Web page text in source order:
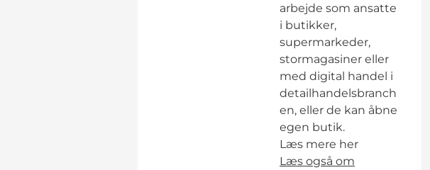
arbejde som ansatte
i butikker,
supermarkeder,
stormagasiner eller
med digital handel i
detailhandelsbranch
en, eller de kan åbne
egen butik.
Læs mere her
Læs også om